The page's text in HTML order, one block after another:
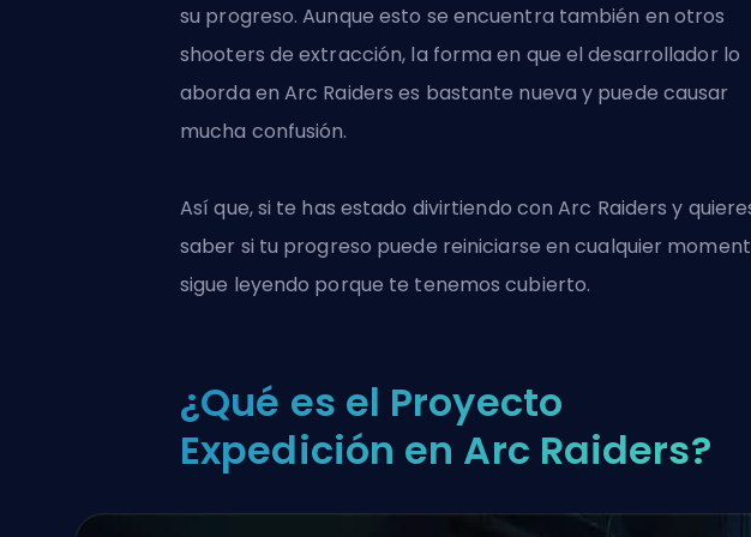
su progreso. Aunque esto se encuentra también en otros
shooters de extracción, la forma en que el desarrollador lo
aborda en Arc Raiders es bastante nueva y puede causar
mucha confusión.
Así que, si te has estado divirtiendo conArc Raiders y
saber si tu progreso puede reiniciarse en cualquier
sigue leyendo porque te tenemos cubierto.
¿Qué es el Proyecto
Expedición en Arc Raiders?